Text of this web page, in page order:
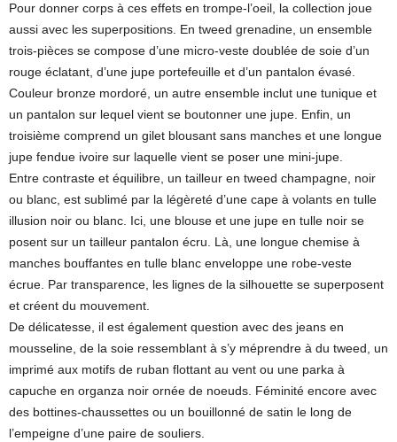
Pour donner corps à ces effets en trompe-l’oeil, la collection joue
aussi avec les superpositions. En tweed grenadine, un ensemble
trois-pièces se compose d’une micro-veste doublée de soie d’un
rouge éclatant, d’une jupe portefeuille et d’un pantalon évasé.
Couleur bronze mordoré, un autre ensemble inclut une tunique et
un pantalon sur lequel vient se boutonner une jupe. Enfin, un
troisième comprend un gilet blousant sans manches et une longue
jupe fendue ivoire sur laquelle vient se poser une mini-jupe.
Entre contraste et équilibre, un tailleur en tweed champagne, noir
ou blanc, est sublimé par la légèreté d’une cape à volants en tulle
illusion noir ou blanc. Ici, une blouse et une jupe en tulle noir se
posent sur un tailleur pantalon écru. Là, une longue chemise à
manches bouffantes en tulle blanc enveloppe une robe-veste
écrue. Par transparence, les lignes de la silhouette se superposent
et créent du mouvement.
De délicatesse, il est également question avec des jeans en
mousseline, de la soie ressemblant à s’y méprendre à du tweed, un
imprimé aux motifs de ruban flottant au vent ou une parka à
capuche en organza noir ornée de noeuds. Féminité encore avec
des bottines-chaussettes ou un bouillonné de satin le long de
l’empeigne d’une paire de souliers.